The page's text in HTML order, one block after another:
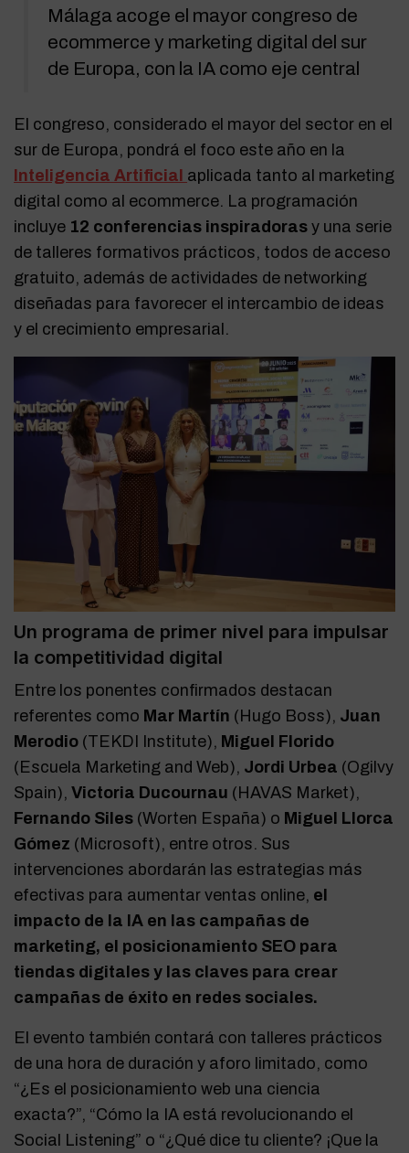
Málaga acoge el mayor congreso de
ecommerce y marketing digital del sur
de Europa, con la IA como eje central
El congreso, considerado el mayor del sector en el
sur de Europa, pondrá el foco este año en la
Inteligencia Artificial aplicada tanto al marketing
digital como al ecommerce. La programación
incluye 12 conferencias inspiradoras y una serie
de talleres formativos prácticos, todos de acceso
gratuito, además de actividades de networking
diseñadas para favorecer el intercambio de ideas
y el crecimiento empresarial.
Un programa de primer nivel para impulsar
la competitividad digital
Entre los ponentes confirmados destacan
referentes como Mar Martín (Hugo Boss), Juan
Merodio (TEKDI Institute), Miguel Florido
(Escuela Marketing and Web), Jordi Urbea (Ogilvy
Spain),Victoria Ducournau (HAVAS Market),
Fernando Siles (Worten España) o Miguel Llorca
Gómez (Microsoft), entre otros. Sus
intervenciones abordarán las estrategias más
efectivas para aumentar ventas online, el
impacto de la IA en las campañas de
marketing, el posicionamiento SEO para
tiendas digitales y las claves para crear
campañas de éxito en redes sociales.
El evento también contará con talleres prácticos
de una hora de duración y aforo limitado, como
“¿Es el posicionamiento web una ciencia
exacta?”, “Cómo la IA está revolucionando el
Social Listening” o “¿Qué dice tu cliente? ¡Que la